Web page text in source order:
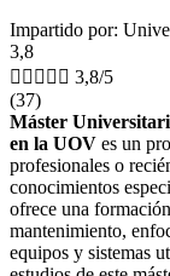
Impartido por:
3,8
     3,8/5
(37)
Máster
en la UOV es un
profesionales o
conocimientos
ofrece una
mantenimiento,
equipos y sistemas